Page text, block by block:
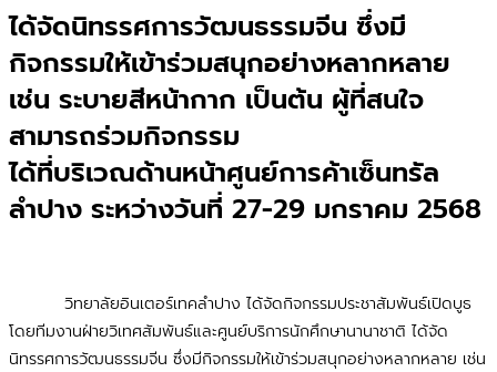
ได้จัดนิทรรศการวัฒนธรรมจีน ซึ่งมี
กิจกรรมให้เข้าร่วมสนุกอย่างหลากหลาย
เช่น ระบายสีหน้ากาก เป็นต้น ผู้ที่สนใจ
สามารถร่วมกิจกรรม
ได้ที่บริเวณด้านหน้าศูนย์การค้าเซ็นทรัล
ลำปาง ระหว่างวันที่ 27-29 มกราคม 2568
วิทยาลัยอินเตอร์เทคลำปาง ได้จัดกิจกรรมประชาสัมพันธ์เปิดบูธ
โดยทีมงานฝ่ายวิเทศสัมพันธ์และศูนย์บริการนักศึกษานานาชาติ ได้จัด
นิทรรศการวัฒนธรรมจีน ซึ่งมีกิจกรรมให้เข้าร่วมสนุกอย่างหลากหลาย เช่น